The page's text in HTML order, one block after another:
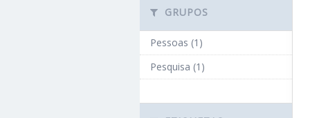
GRUPOS
Pessoas (1)
Pesquisa (1)